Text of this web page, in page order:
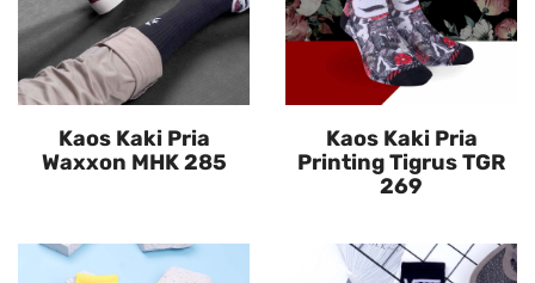
Kaos Kaki Pria
Waxxon MHK 285
Kaos Kaki Pria
Printing Tigrus TGR
269